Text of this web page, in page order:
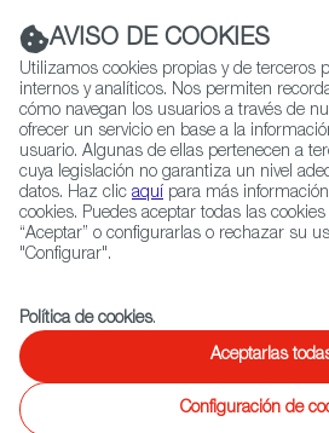
|
QUIÉNES SOMOS RED EXTERIOR
Ficción
Atasco
Un atasco nocturno a las afueras
AVISO DE COOKIES
Utilizamos cookies propias y de terceros
internos y analíticos. Nos permiten
cómo navegan los usuarios a través de
ofrecer un servicio en base a la
usuario. Algunas de ellas pertenecen a
cuya legislación no garantiza un nivel
datos. Haz clic aquí para más
cookies. Puedes aceptar todas las
“Aceptar” o configurarlas o rechazar su
"Configurar".
Política de cookies.
Aceptarlas
Configuración de